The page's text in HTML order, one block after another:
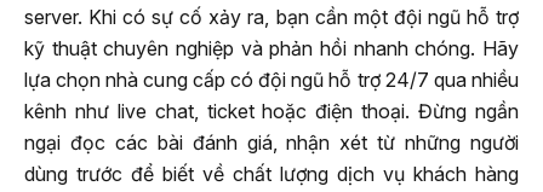
server. Khi có sự cố xảy ra, bạn cần một đội ngũ hỗ trợ
kỹ thuật chuyên nghiệp và phản hồi nhanh chóng. Hãy
lựa chọn nhà cung cấp có đội ngũ hỗ trợ 24/7 qua nhiều
kênh như live chat, ticket hoặc điện thoại. Đừng ngần
ngại đọc các bài đánh giá, nhận xét từ những người
dùng trước để biết về chất lượng dịch vụ khách hàng